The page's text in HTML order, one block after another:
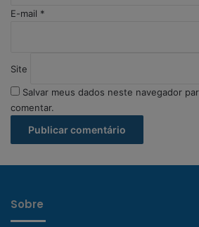
E-mail *
Site
Salvar meus dados neste navegador
comentar.
Sobre